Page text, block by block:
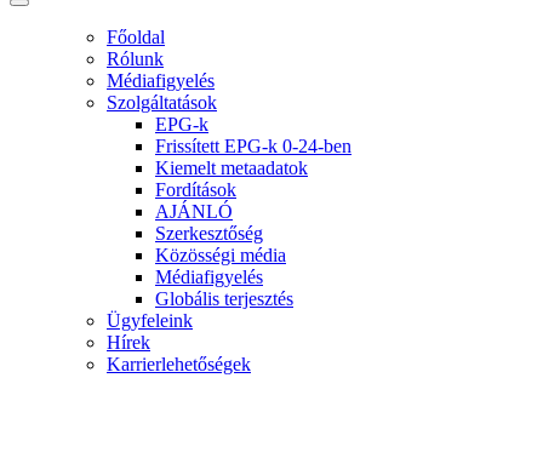
Főoldal
Rólunk
Médiafigyelés
Szolgáltatások
EPG-k
Frissített EPG-k 0-24-ben
Kiemelt metaadatok
Fordítások
AJÁNLÓ
Szerkesztőség
Közösségi média
Médiafigyelés
Globális terjesztés
Ügyfeleink
Hírek
Karrierlehetőségek